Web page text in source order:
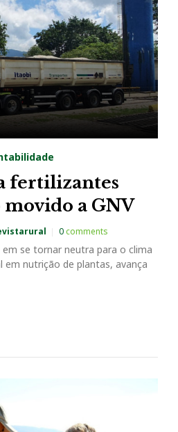
fertilizantes
a GNV
0comments
se tornar neutra para o clima
em nutrição de plantas, avança